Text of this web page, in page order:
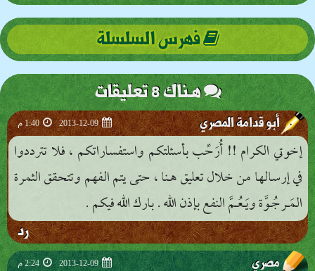
فهرس السلسلة
هـناك 8 تعليقات
أبو قدامة المصري 2013-12-09 1:40 م
إخوتي الكرام !! أُرَحِّب بأسئلتكم واستفساراتكم ، فلا تترددوا
في إرسالها من خلال تعليق هـنا ، حتى يتم الفهم وتتحقق الثمرة
المَـرجُـوَّة ويَـعُـمَّ النفع بإذن الله . بارك الله فيكم .
رد
مصري 2013-12-09 2:24 م